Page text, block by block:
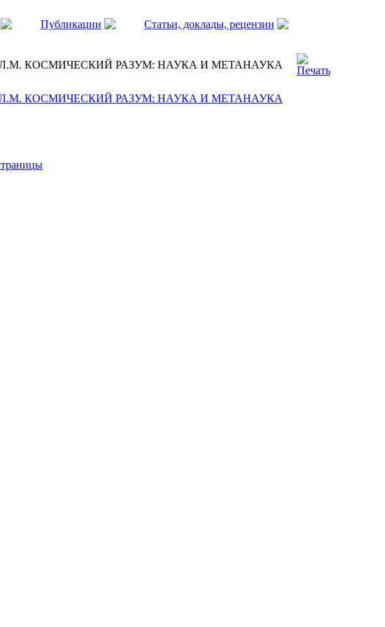
Публикации Статьи, доклады, рецензии
Л.М. КОСМИЧЕСКИЙ РАЗУМ: НАУКА И МЕТАНАУКА
Л.М. КОСМИЧЕСКИЙ РАЗУМ: НАУКА И МЕТАНАУКА